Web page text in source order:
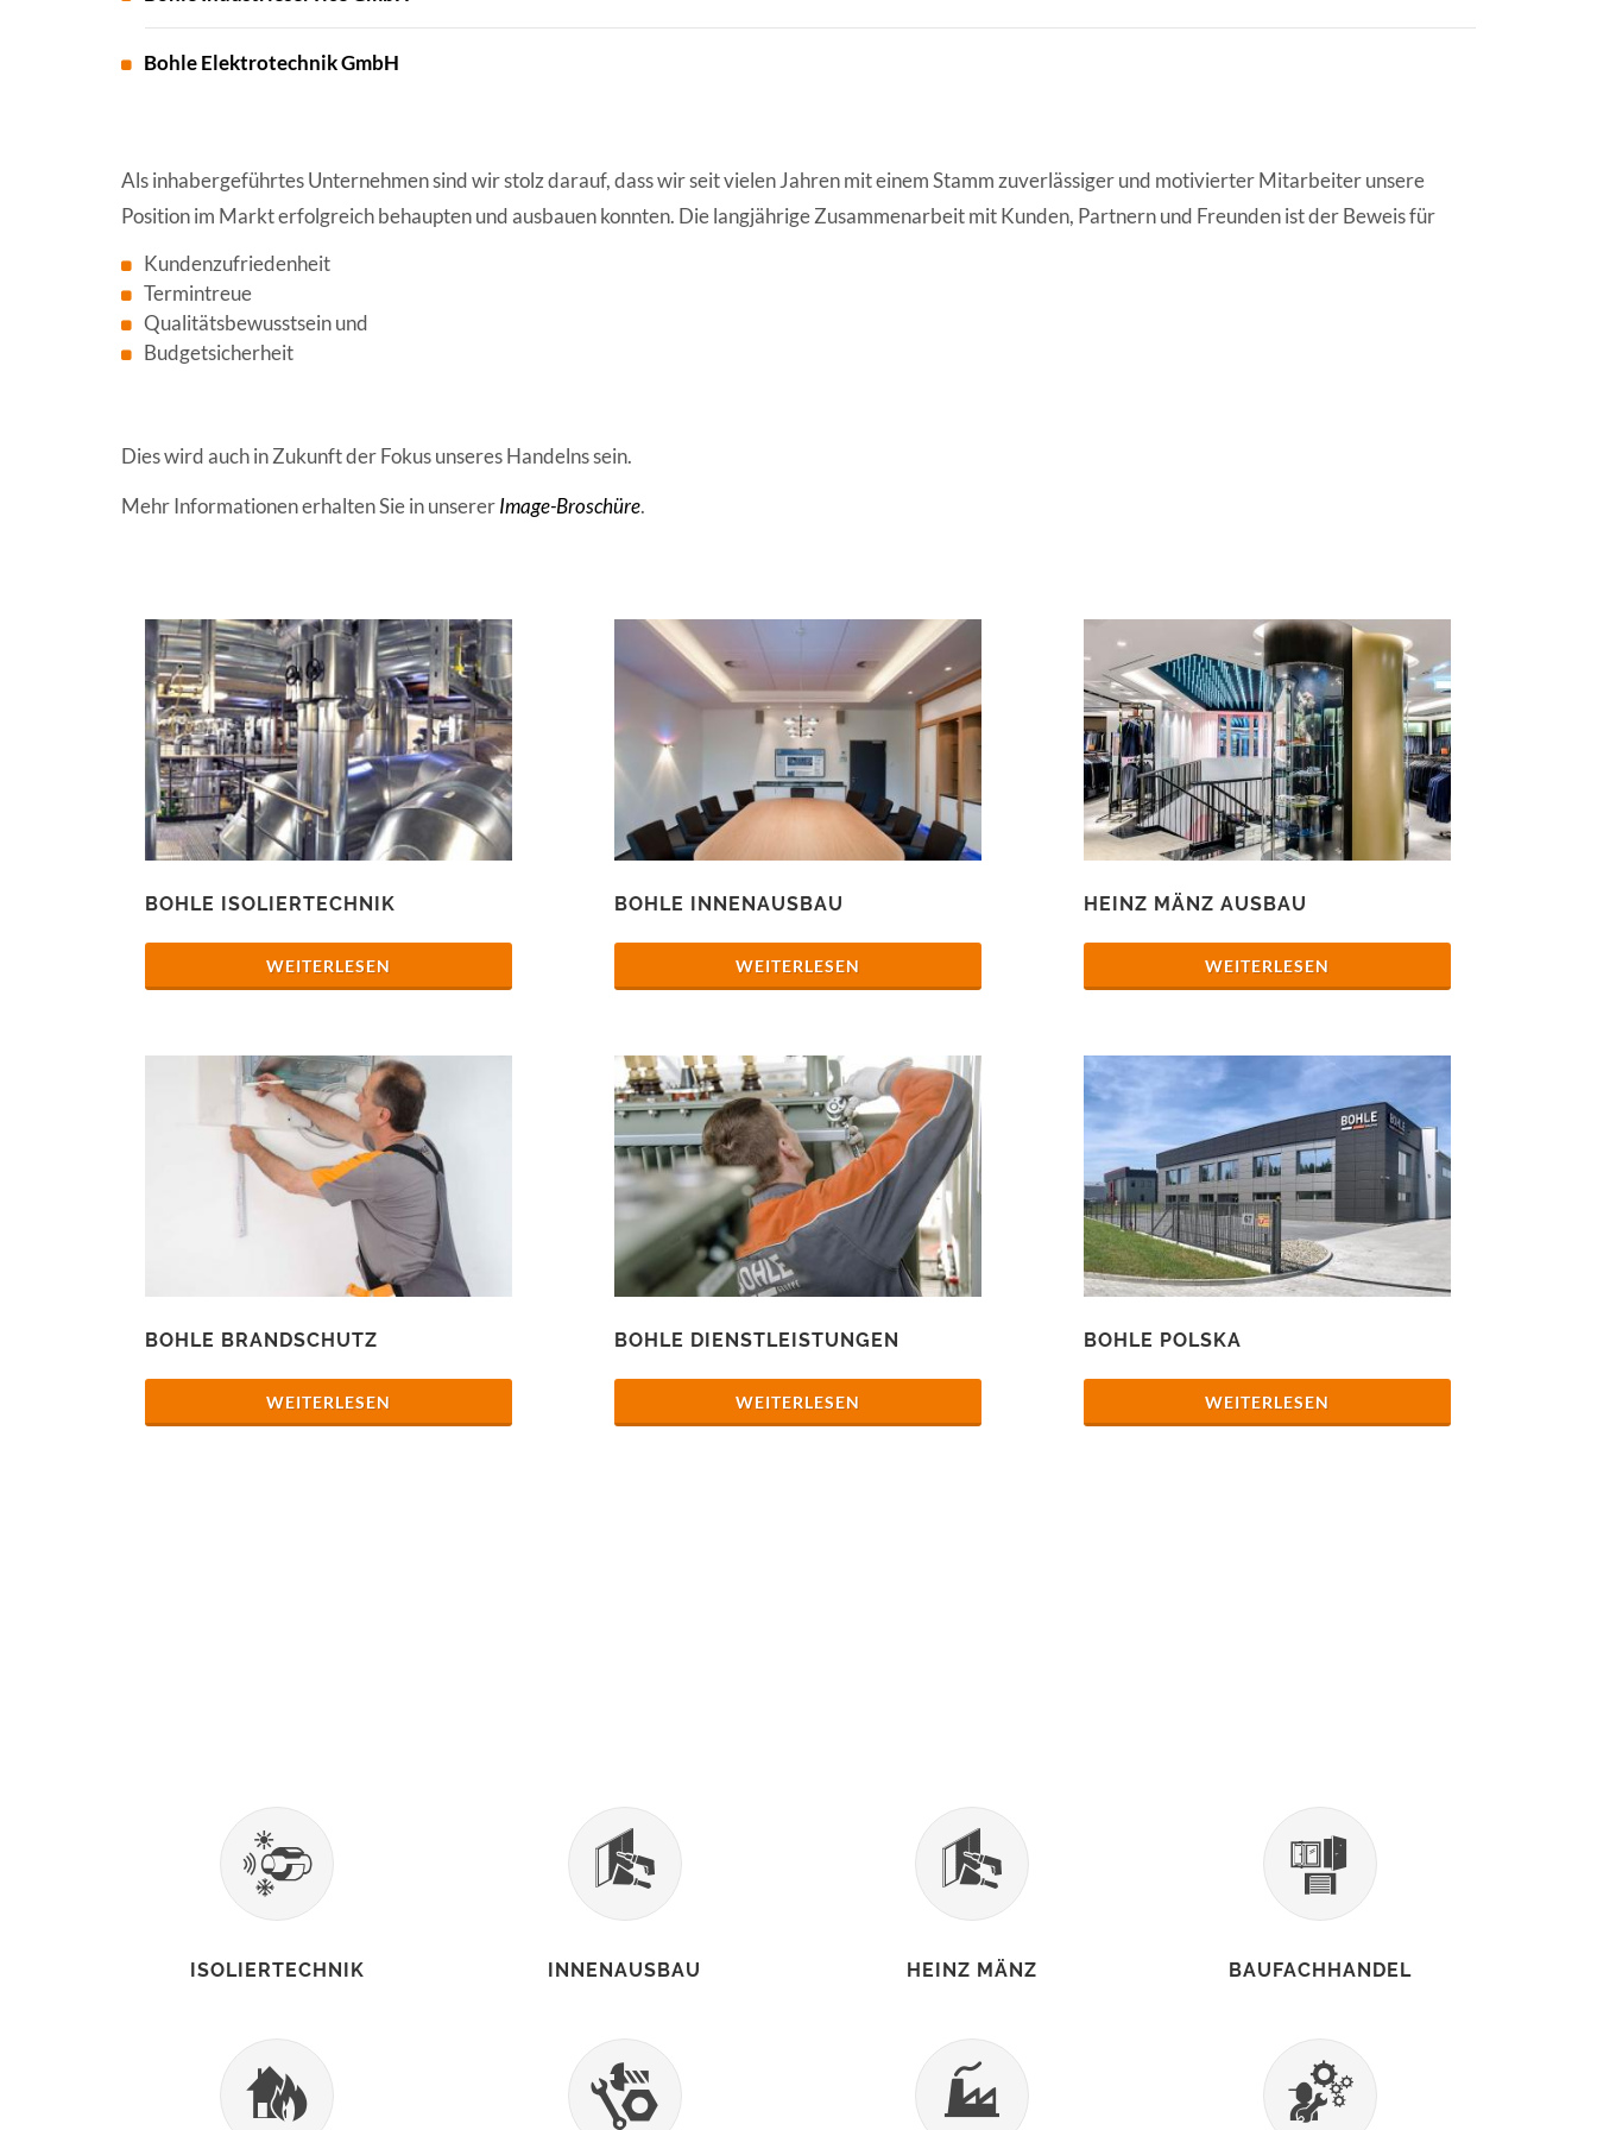
Bohle Elektrotechnik GmbH
Als inhabergeführtes Unternehmen sind wir stolz darauf, dass wir seit vielen Jahren mit einem Stamm zuverlässiger und motivierter Mitarbeiter unsere
Position im Markt erfolgreich behaupten und ausbauen konnten. Die langjährige Zusammenarbeit mit Kunden, Partnern und Freunden ist der Beweis für
Kundenzufriedenheit
Termintreue
Qualitätsbewusstsein und
Budgetsicherheit
Dies wird auch in Zukunft der Fokus unseres Handelns sein.
Mehr Informationen erhalten Sie in unsererImage-Broschüre.
BOHLE ISOLIERTECHNIK
WEITERLESEN
BOHLE INNENAUSBAU
WEITERLESEN
HEINZ MÄNZ AUSBAU
WEITERLESEN
BOHLE BRANDSCHUTZ
WEITERLESEN
BOHLE DIENSTLEISTUNGEN
WEITERLESEN
BOHLE POLSKA
WEITERLESEN
ISOLIERTECHNIK INNENAUSBAU HEINZ MÄNZ BAUFACHHANDEL